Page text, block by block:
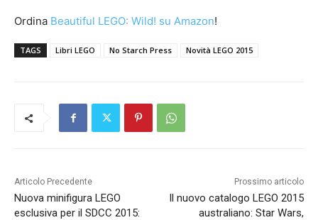
Ordina Beautiful LEGO: Wild! su Amazon!
TAGS Libri LEGO No Starch Press Novità LEGO 2015
Articolo Precedente
Nuova minifigura LEGO
esclusiva per il SDCC 2015:
Prossimo articolo
Il nuovo catalogo LEGO 2015
australiano: Star Wars,